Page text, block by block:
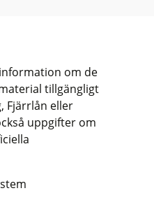
om de
tillgängligt
Fjärrlån eller
uppgifter om